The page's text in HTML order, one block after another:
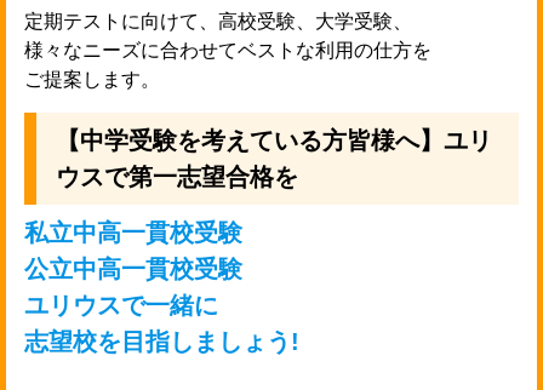
定期テストに向けて、高校受験、大学受験、
様々なニーズに合わせてベストな利用の仕方を
【中学受験を考えている方皆様へ】ユリ
ウスで第一志望合格を
私立中高一貫校受験
公立中高一貫校受験
ユリウスで一緒に
志望校を目指しましょう!